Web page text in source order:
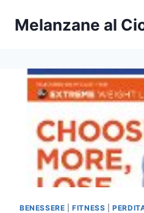
Melanzane al
BENESSERE |FITNESS |